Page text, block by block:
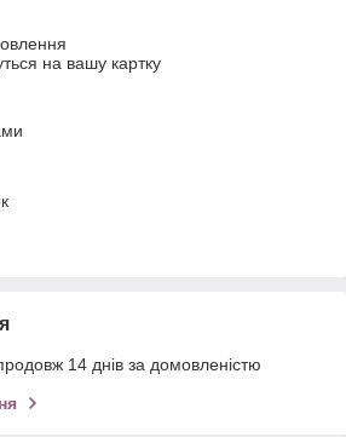
на вашу картку
14 днів за домовленістю